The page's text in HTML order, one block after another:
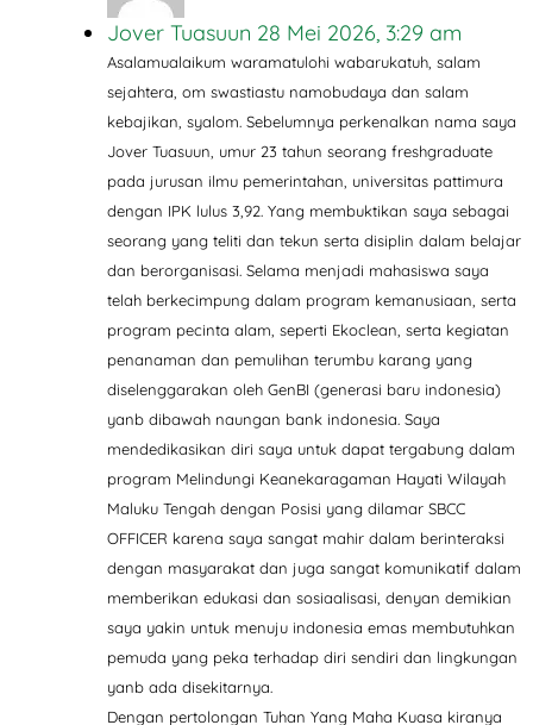
Jover Tuasuun 28 Mei 2026, 3:29 am
Asalamualaikum waramatulohi wabarukatuh, salam
sejahtera, om swastiastu namobudaya dan salam
kebajikan, syalom. Sebelumnya perkenalkan nama saya
Jover Tuasuun, umur 23 tahun seorang freshgraduate
pada jurusan ilmu pemerintahan, universitas pattimura
dengan IPK lulus 3,92. Yang membuktikan saya sebagai
seorang yang teliti dan tekun serta disiplin dalam belajar
dan berorganisasi. Selama menjadi mahasiswa saya
telah berkecimpung dalam program kemanusiaan, serta
program pecinta alam, seperti Ekoclean, serta kegiatan
penanaman dan pemulihan terumbu karang yang
diselenggarakan oleh GenBI (generasi baru indonesia)
yanb dibawah naungan bank indonesia. Saya
mendedikasikan diri saya untuk dapat tergabung dalam
program Melindungi Keanekaragaman Hayati Wilayah
Maluku Tengah dengan Posisi yang dilamar SBCC
OFFICER karena saya sangat mahir dalam berinteraksi
dengan masyarakat dan juga sangat komunikatif dalam
memberikan edukasi dan sosiaalisasi, denyan demikian
saya yakin untuk menuju indonesia emas membutuhkan
pemuda yang peka terhadap diri sendiri dan lingkungan
yanb ada disekitarnya.
Dengan pertolongan Tuhan Yang Maha Kuasa kiranya